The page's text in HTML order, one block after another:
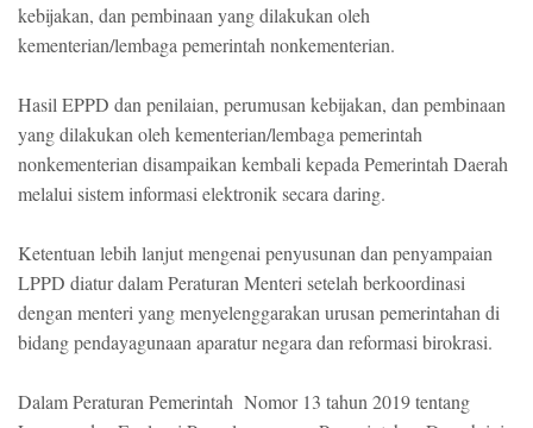
kebijakan, dan pembinaan yang dilakukan oleh
kementerian/lembaga pemerintah nonkementerian.
Hasil EPPD dan penilaian, perumusan kebijakan, dan pembinaan
yang dilakukan oleh kementerian/lembaga pemerintah
nonkementerian disampaikan kembali kepada Pemerintah Daerah
melalui sistem informasi elektronik secara daring.
Ketentuan lebih lanjut mengenai penyusunan dan penyampaian
LPPD diatur dalam Peraturan Menteri setelah berkoordinasi
dengan menteri yang menyelenggarakan urusan pemerintahan di
bidang pendayagunaan aparatur negara dan reformasi birokrasi.
Dalam Peraturan Pemerintah Nomor 13 tahun 2019 tentang